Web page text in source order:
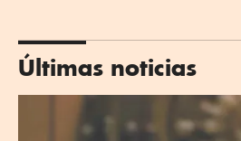
Últimas noticias